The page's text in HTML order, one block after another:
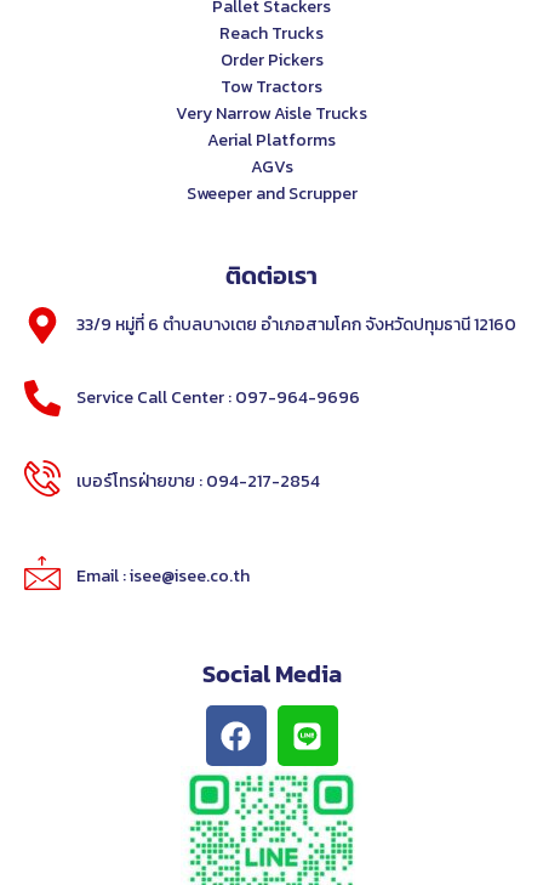
Pallet Stackers
Reach Trucks
Order Pickers
Tow Tractors
Very Narrow Aisle Trucks
Aerial Platforms
AGVs
Sweeper and Scrupper
ติดต่อเรา
33/9 หมู่ที่ 6 ตำบลบางเตย อำเภอสามโคก จังหวัดปทุมธานี 12160
Service Call Center : 097-964-9696
เบอร์โทรฝ่ายขาย : 094-217-2854
Email : isee@isee.co.th
Social Media